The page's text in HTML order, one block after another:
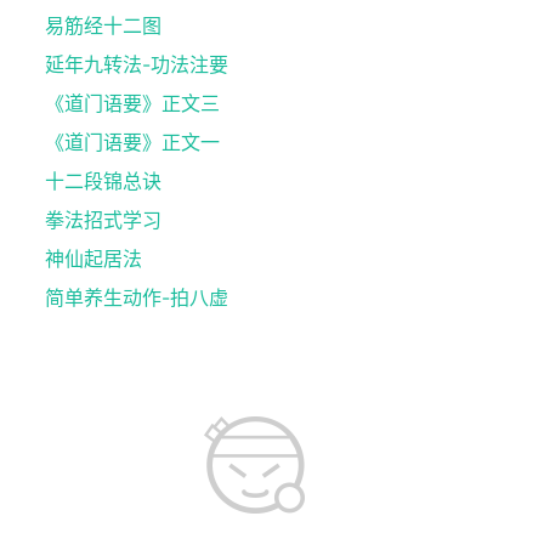
易筋经十二图
延年九转法-功法注要
《道门语要》正文三
《道门语要》正文一
十二段锦总诀
拳法招式学习
神仙起居法
简单养生动作-拍八虚